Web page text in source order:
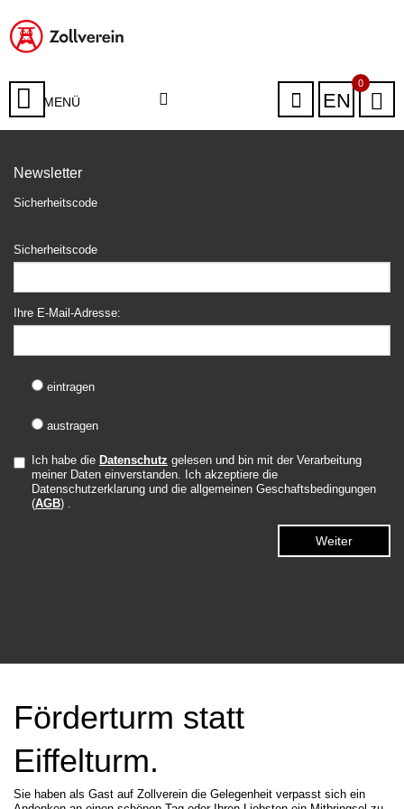
MENÜ EN
0
Newsletter
Sicherheitscode
Sicherheitscode
Ihre E-Mail-Adresse:
eintragen
austragen
Ich habe die Datenschutz gelesen und bin mit der Verarbeitung
meiner Daten einverstanden. Ich akzeptiere die
Datenschutzerklarung und die allgemeinen Geschaftsbedingungen
(AGB) .
Förderturm statt
Eiffelturm.
Sie haben als Gast auf Zollverein die Gelegenheit verpasst sich ein